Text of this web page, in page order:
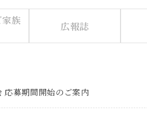
族
広報誌
応募期間開始のご案内